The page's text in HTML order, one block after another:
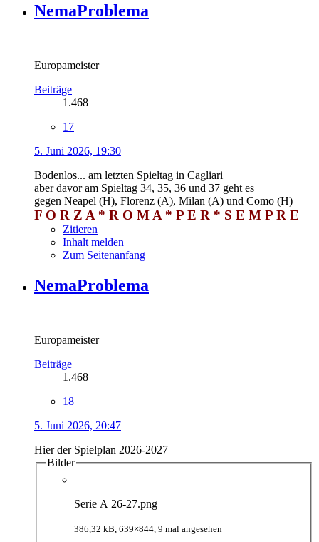
NemaProblema
Europameister
Beiträge
1.468
17
5. Juni 2026, 19:30
Bodenlos... am letzten Spieltag in Cagliari
aber davor am Spieltag 34, 35, 36 und 37 geht es
gegen Neapel (H), Florenz (A), Milan (A) und Como (H)
F O R Z A * R O M A * P E R * S E M P R E
Zitieren
Inhalt melden
Zum Seitenanfang
NemaProblema
Europameister
Beiträge
1.468
18
5. Juni 2026, 20:47
Hier der Spielplan 2026-2027
Bilder
Serie A 26-27.png
386,32 kB, 639×844, 9 mal angesehen